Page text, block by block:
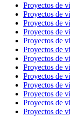
Proyectos de
Proyectos de
Proyectos de
Proyectos de
Proyectos de
Proyectos de
Proyectos de
Proyectos de
Proyectos de
Proyectos de
Proyectos de
Proyectos de
Proyectos de